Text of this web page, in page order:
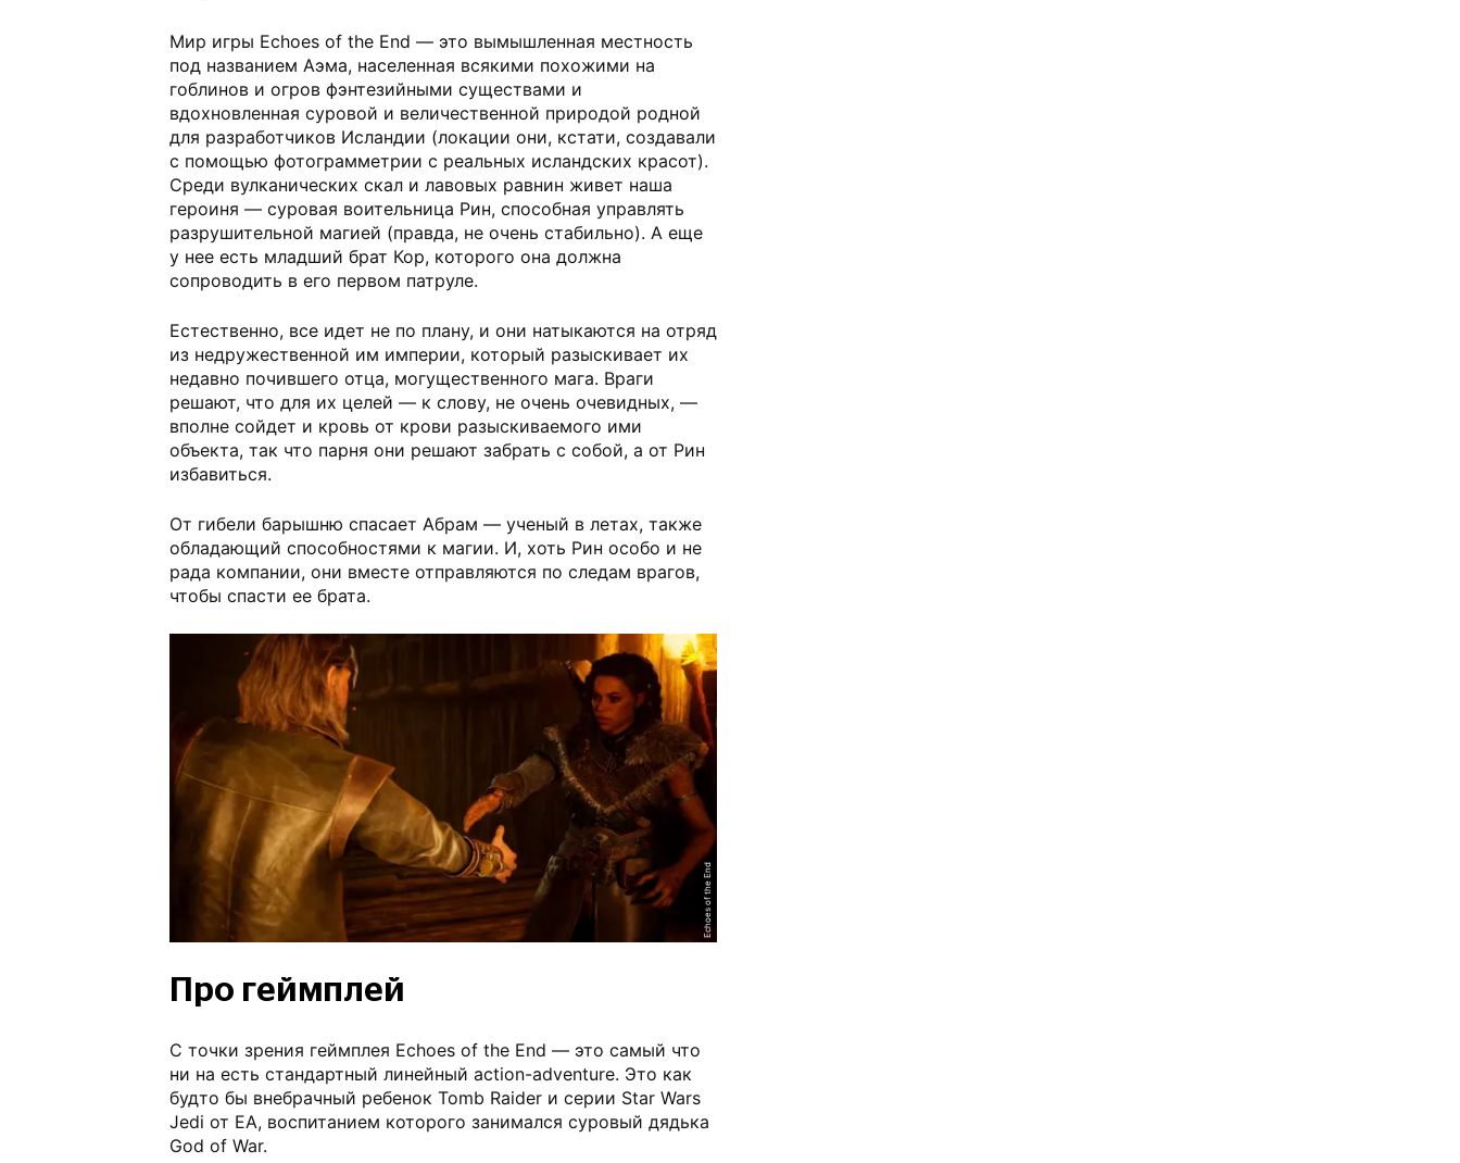
Мир игры Echoes of the End — это вымышленная местность
под названием Аэма, населенная всякими похожими на
гоблинов и огров фэнтезийными существами и
вдохновленная суровой и величественной природой родной
для разработчиков Исландии (локации они, кстати, создавали
с помощью фотограмметрии с реальных исландских красот).
Среди вулканических скал и лавовых равнин живет наша
героиня — суровая воительница Рин, способная управлять
разрушительной магией (правда, не очень стабильно). А еще
у нее есть младший брат Кор, которого она должна
сопроводить в его первом патруле.
Естественно, все идет не по плану, и они натыкаются на отряд
из недружественной им империи, который разыскивает их
недавно почившего отца, могущественного мага. Враги
решают, что для их целей — к слову, не очень очевидных, —
вполне сойдет и кровь от крови разыскиваемого ими
объекта, так что парня они решают забрать с собой, а от Рин
избавиться.
От гибели барышню спасает Абрам — ученый в летах, также
обладающий способностями к магии. И, хоть Рин особо и не
рада компании, они вместе отправляются по следам врагов,
чтобы спасти ее брата.
Echoes of the End
Про геймплей
С точки зрения геймплея Echoes of the End — это самый что
ни на есть стандартный линейный action-adventure. Это как
будто бы внебрачный ребенок Tomb Raider и серии Star Wars
Jedi от EA, воспитанием которого занимался суровый дядька
God of War.